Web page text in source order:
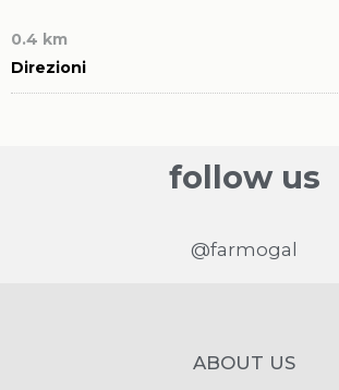
0.4 km
Direzioni
ADHARA Estetica e Benessere di
follow us
@farmogal
ABOUT US